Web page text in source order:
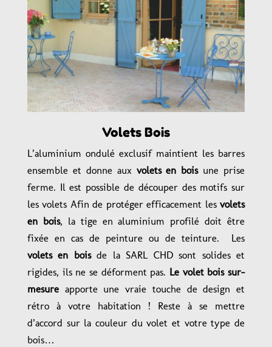
Volets Bois
L’aluminium ondulé exclusif maintient les barres
ensemble et donne auxvolets en boisune prise
ferme. Il est possible de découper des motifs sur
les volets Afin de protéger efficacement lesvolets
en bois, la tige en aluminium profilé doit être
fixée en cas de peinture ou de teinture. Les
volets en boisde la SARL CHD sont solides et
rigides, ils ne se déforment pas. Le volet bois sur-
mesureapporte une vraie touche de design et
rétro à votre habitation ! Reste à se mettre
d’accord sur la couleur du volet et votre type de
bois…